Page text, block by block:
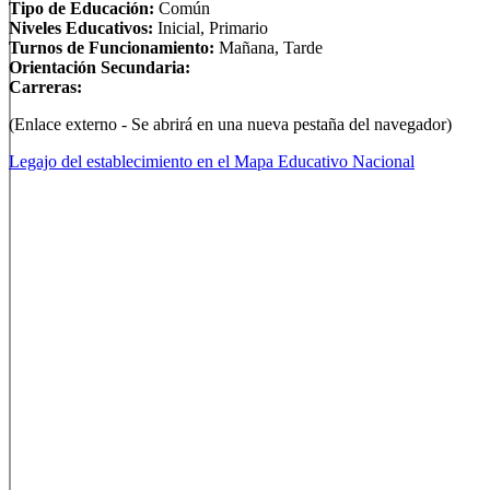
Tipo de Educación: Común
Niveles Educativos: Inicial, Primario
Turnos de Funcionamiento: Mañana, Tarde
Orientación Secundaria:
Carreras:
(Enlace externo - Se abrirá en una nueva pestaña del navegador)
Legajo del establecimiento en el Mapa Educativo Nacional